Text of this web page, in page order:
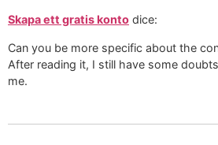
Skapa ett gratis konto dice:
Can you be more specific about the
After reading it, I still have some
me.